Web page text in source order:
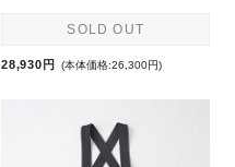
SOLD OUT
28,930円 (本体価格:26,300円)